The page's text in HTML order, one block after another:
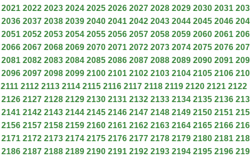
2021 2022 2023 2024 2025 2026 2027 2028 2029 2030 2031
2036 2037 2038 2039 2040 2041 2042 2043 2044 2045 2046
2051 2052 2053 2054 2055 2056 2057 2058 2059 2060 2061
2066 2067 2068 2069 2070 2071 2072 2073 2074 2075 2076
2081 2082 2083 2084 2085 2086 2087 2088 2089 2090 2091
2096 2097 2098 2099 2100 2101 2102 2103 2104 2105 2106
2111 2112 2113 2114 2115 2116 2117 2118 2119 2120 2121 2122
2126 2127 2128 2129 2130 2131 2132 2133 2134 2135 2136
2141 2142 2143 2144 2145 2146 2147 2148 2149 2150 2151
2156 2157 2158 2159 2160 2161 2162 2163 2164 2165 2166
2171 2172 2173 2174 2175 2176 2177 2178 2179 2180 2181
2186 2187 2188 2189 2190 2191 2192 2193 2194 2195 2196